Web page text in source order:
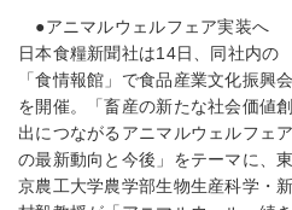
●アニマルウェルフェア実装へ
日本食糧新聞社は14日、同社内の
「食情報館」で食品産業文化振興会
を開催。「畜産の新たな社会価値創
出につながるアニマルウェルフェア
の最新動向と今後」をテーマに、東
京農工大学農学部生物生産科学・新